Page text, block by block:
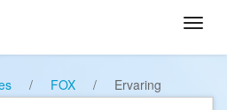
/ FOX / Ervaring